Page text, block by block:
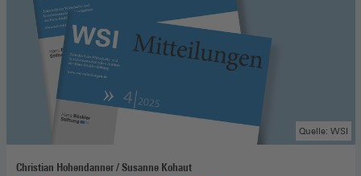
Christian Hohendanner / Susanne Kohaut
Quelle: WSI